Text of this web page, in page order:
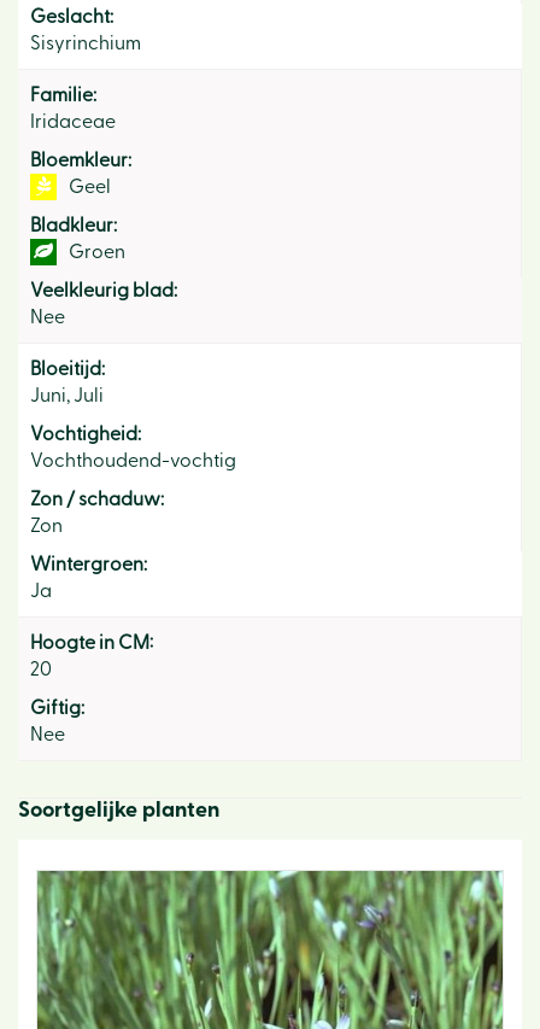
Geslacht:
Sisyrinchium
Familie:
Iridaceae
Bloemkleur:
Geel
Bladkleur:
Groen
Veelkleurig blad:
Nee
Bloeitijd:
Juni, Juli
Vochtigheid:
Vochthoudend-vochtig
Zon / schaduw:
Zon
Wintergroen:
Ja
Hoogte in CM:
20
Giftig:
Nee
Soortgelijke planten